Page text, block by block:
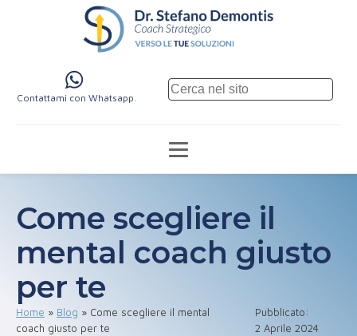
Contattami con Whatsapp.
Come scegliere il
mental coach giusto
per te
Home » Blog » Come scegliere il mental
coach giusto per te
Pubblicato:
2 Aprile 2024